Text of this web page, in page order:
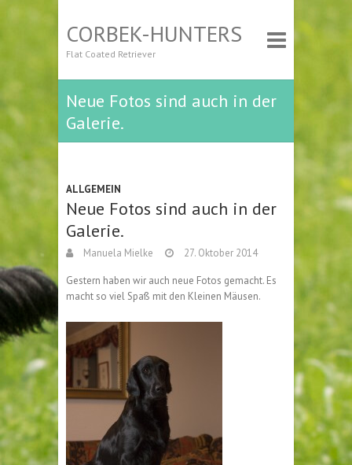
CORBEK-HUNTERS
Flat Coated Retriever
Neue Fotos sind auch in der
Galerie.
ALLGEMEIN
Neue Fotos sind auch in der
Galerie.
Manuela Mielke 27. Oktober 2014
Gestern haben wir auch neue Fotos gemacht. Es
macht so viel Spaß mit den Kleinen Mäusen.